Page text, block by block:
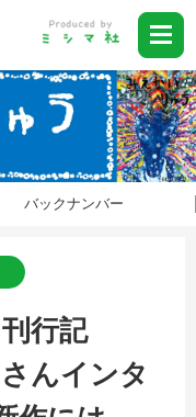
バックナンバー
行記
んインタ